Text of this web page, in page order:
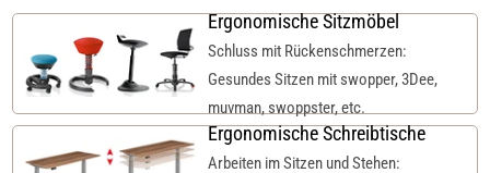
Ergonomische Sitzmöbel
Schluss mit Rückenschmerzen:
Gesundes Sitzen mit swopper, 3Dee,
muvman, swoppster, etc.
Ergonomische Schreibtische
Arbeiten im Sitzen und Stehen: